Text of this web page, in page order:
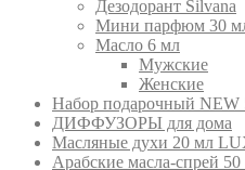
Дезодорант Silvana
Мини парфюм 30
Масло 6 мл
Мужские
Женские
Набор подарочный NEW
ДИФФУЗОРЫ для дома
Масляные духи 20 мл
Арабские масла-спрей 50